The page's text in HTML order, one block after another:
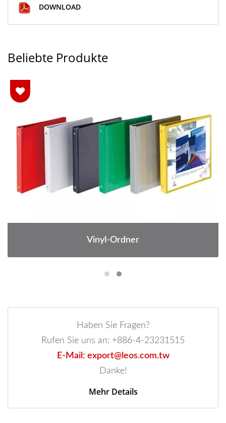
DOWNLOAD
Beliebte Produkte
Vinyl-Ordner
Haben Sie Fragen?
Rufen Sie uns an: +886-4-23231515
E-Mail: export@leos.com.tw
Danke!
Mehr Details